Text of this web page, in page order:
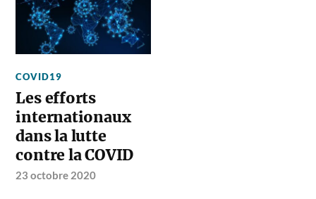
COVID19
Les efforts
internationaux
dans la lutte
contre la COVID
23 octobre 2020